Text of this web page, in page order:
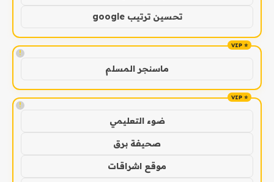
تحسين ترتيب google
!
ماسنجر المسلم
!
ضوء التعليمي
صحيفة برق
موقع اشراقات